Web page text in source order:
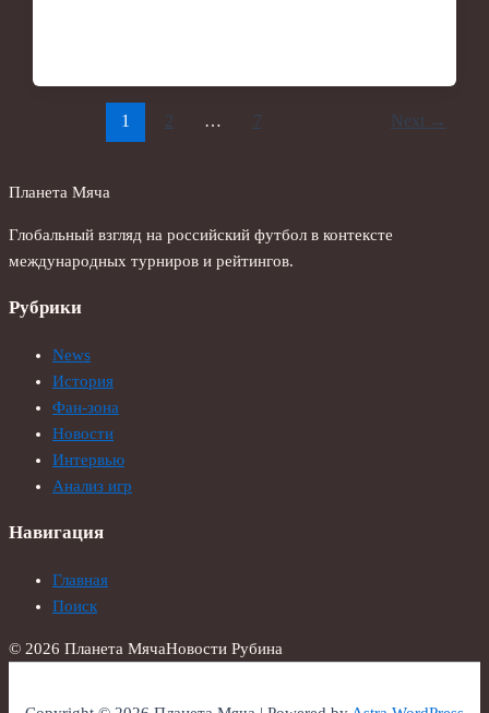
1 2 … 7 Next →
Планета Мяча
Глобальный взгляд на российский футбол в контексте
международных турниров и рейтингов.
Рубрики
News
История
Фан-зона
Новости
Интервью
Анализ игр
Навигация
Главная
Поиск
© 2026 Планета МячаНовости Рубина